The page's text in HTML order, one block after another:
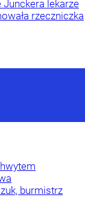
Junckera lekarze
rzeczniczka
burmistrz